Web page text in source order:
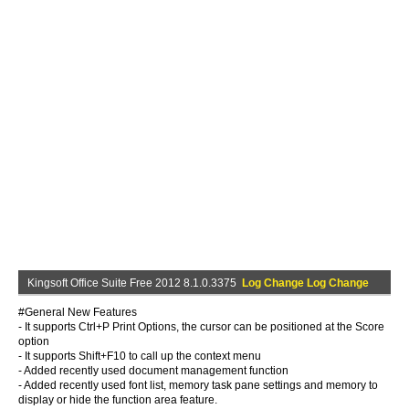
Kingsoft Office Suite Free 2012 8.1.0.3375 Log Change Log Change
#General New Features
- It supports Ctrl+P Print Options, the cursor can be positioned at the Score
option
- It supports Shift+F10 to call up the context menu
- Added recently used document management function
- Added recently used font list, memory task pane settings and memory to
display or hide the function area feature.